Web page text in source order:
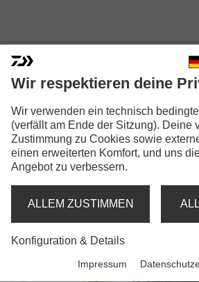
GS LTD
SPINNROLLE
Wir respektieren deine
Wir verwenden ein technisch
(verfällt am Ende der Sitzung). Deine
Zustimmung zu Cookies sowie
einen erweiterten Komfort, und uns
Angebot zu verbessern.
ALLEM ZUSTIMMEN
Konfiguration & Details
Impressum